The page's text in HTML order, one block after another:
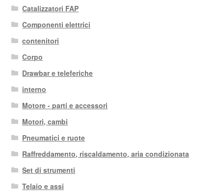
Catalizzatori FAP
Componenti elettrici
contenitori
Corpo
Drawbar e teleferiche
interno
Motore - parti e accessori
Motori, cambi
Pneumatici e ruote
Raffreddamento, riscaldamento, aria condizionata
Set di strumenti
Telaio e assi